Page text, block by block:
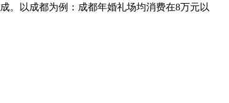
。以成都为例：成都年婚礼场均消费在8万元以